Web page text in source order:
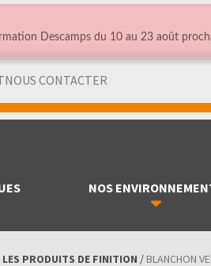
NOUS CONTACTER
NOS
LES PRODUITS DE FINITION / BLANCHON
Descamps du 10 au 23 août